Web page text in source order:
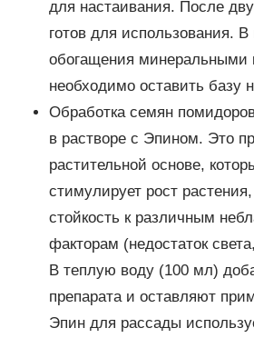
для настаивания. После
готов для использования. В
обогащения минеральными
необходимо оставить базу
Обработка семян
в растворе с Эпином. Это
растительной основе,
стимулирует рост
стойкость к различным
факторам (недостаток
В теплую воду (100 мл)
препарата и оставляют
Эпин для рассады